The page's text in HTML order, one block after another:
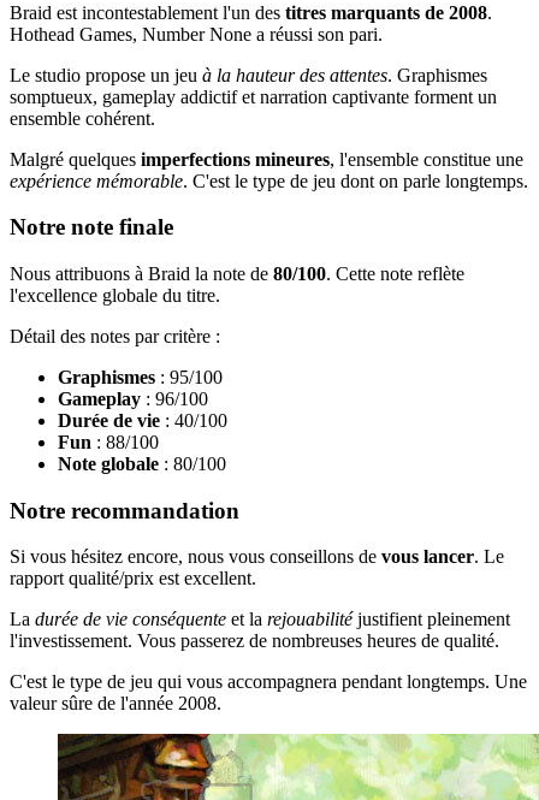
Braid est incontestablement l'un des titres marquants de 2008.
Hothead Games, Number None a réussi son pari.
Le studio propose un jeu à la hauteur des attentes. Graphismes
somptueux, gameplay addictif et narration captivante forment un
ensemble cohérent.
Malgré quelques imperfections mineures, l'ensemble constitue une
expérience mémorable. C'est le type de jeu dont on parle longtemps.
Notre note finale
Nous attribuons à Braid la note de 80/100. Cette note reflète
l'excellence globale du titre.
Détail des notes par critère :
Graphismes : 95/100
Gameplay : 96/100
Durée de vie : 40/100
Fun : 88/100
Note globale : 80/100
Notre recommandation
Si vous hésitez encore, nous vous conseillons de vous lancer. Le
rapport qualité/prix est excellent.
La durée de vie conséquente et la rejouabilitéjustifient pleinement
l'investissement. Vous passerez de nombreuses heures de qualité.
C'est le type de jeu qui vous accompagnera pendant longtemps. Une
valeur sûre de l'année 2008.